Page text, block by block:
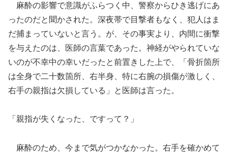
麻酔の影響で意識がふらつく中、警察からひき逃げにあ
ったのだと聞かされた。深夜帯で目撃者もなく、犯人はま
だ捕まっていないと言う。が、その事実より、内間に衝撃
を与えたのは、医師の言葉であった。神経がやられていな
いのが不幸中の幸いだったと前置きした上で、「骨折箇所
は全身で二十数箇所、右半身、特に右腕の損傷が激しく、
右手の親指は欠損している」と医師は言った。
「親指が失くなった、ですって？」
麻酔のため、今まで気がつかなかった。右手を確かめて